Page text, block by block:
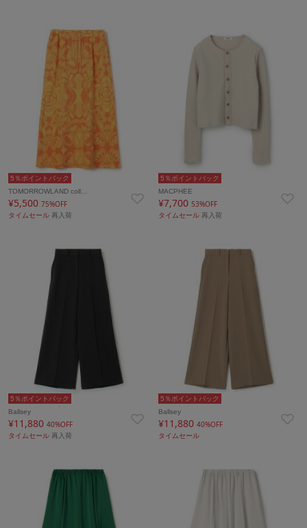
5％ポイントバック
TOMORROWLAND coll…
¥5,500 75%OFF
タイムセール 再入荷
5％ポイントバック
MACPHEE
¥7,70053%OFF
タイムセール再入荷
5％ポイントバック
Ballsey
¥11,880 40%OFF
タイムセール 再入荷
5％ポイントバック
Ballsey
¥11,88040%OFF
タイムセール